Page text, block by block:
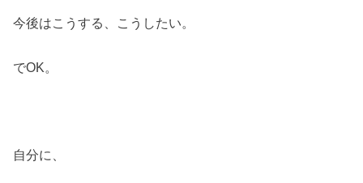
今後はこうする、こうしたい。
でOK。
自分に、